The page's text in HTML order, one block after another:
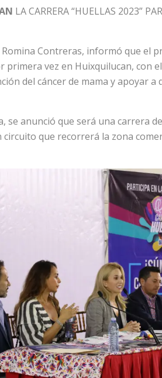
LA CARRERA “HUELLAS 2023”
Contreras, informó que el
primera vez en Huixquilucan, con
del cáncer de mama y apoyar
se anunció que será una carrera
que recorrerá la zona